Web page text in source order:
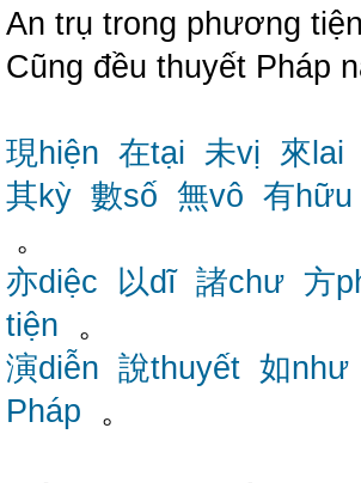
An trụ trong phương tiện
Cũng đều thuyết Pháp
現hiện 在tại 未vị 來lai
其kỳ 數số 無vô 有hữu
。
亦diệc
以dĩ 諸chư 方
tiện 。
演diễn 說thuyết 如như
Pháp 。